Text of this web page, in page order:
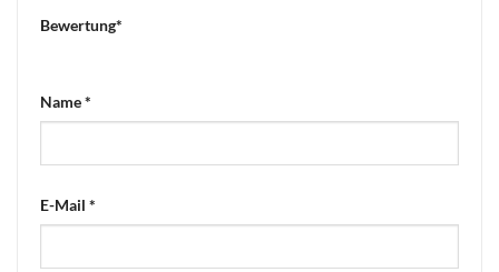
Bewertung*
Name*
E-Mail *